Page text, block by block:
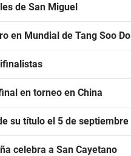
de San Miguel
en Mundial de Tang Soo Do
en torneo en China
su título el 5 de septiembre
celebra a San Cayetano